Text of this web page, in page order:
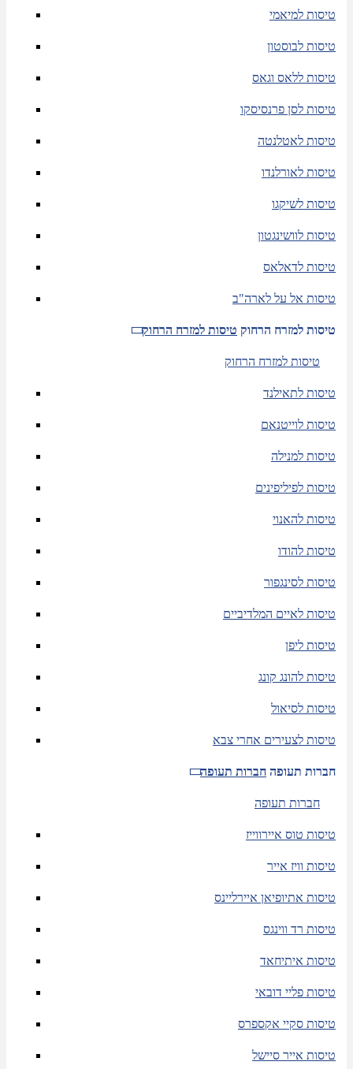
טיסות למיאמי
טיסות לבוסטון
טיסות ללאס וגאס
טיסות לסן פרנסיסקו
טיסות לאטלנטה
טיסות לאורלנדו
טיסות לשיקגו
טיסות לוושינגטון
טיסות לדאלאס
טיסות אל על לארה"ב
טיסות למזרח הרחוק טיסות למזרח הרחוק
טיסות למזרח הרחוק
טיסות לתאילנד
טיסות לוייטנאם
טיסות למנילה
טיסות לפיליפינים
טיסות להאנוי
טיסות להודו
טיסות לסינגפור
טיסות לאיים המלדיביים
טיסות ליפן
טיסות להונג קונג
טיסות לסיאול
טיסות לצעירים אחרי צבא
חברות תעופה חברות תעופה
חברות תעופה
טיסות טוס איירווייז
טיסות וויז אייר
טיסות אתיופיאן איירליינס
טיסות רד ווינגס
טיסות איתיחאד
טיסות פליי דובאי
טיסות סקיי אקספרס
טיסות אייר סיישל